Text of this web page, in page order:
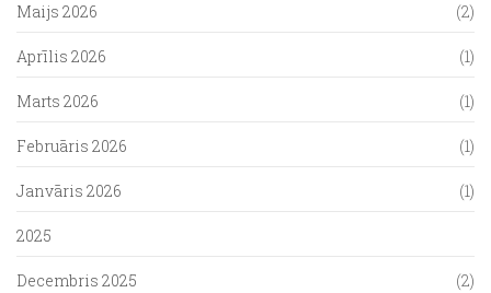
Maijs 2026 (2)
Aprīlis 2026 (1)
Marts 2026 (1)
Februāris 2026 (1)
Janvāris 2026 (1)
2025
Decembris 2025 (2)